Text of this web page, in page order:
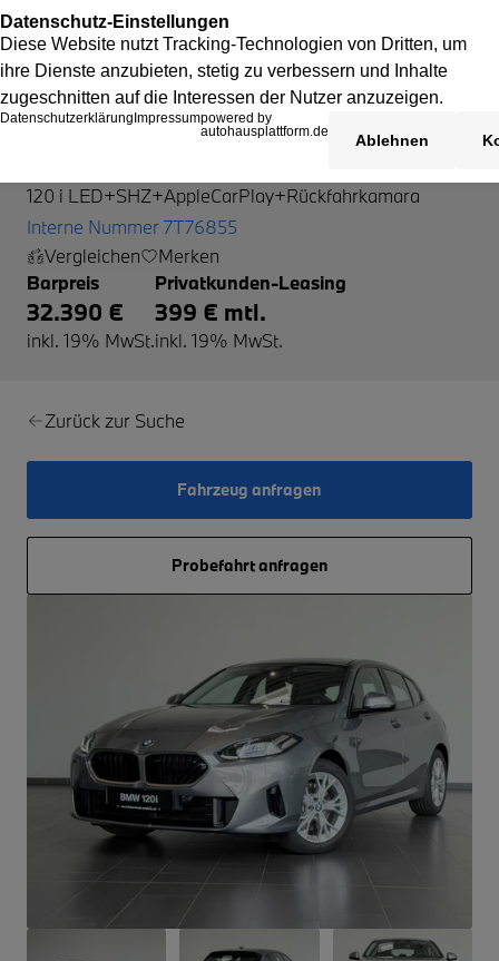
120 i LED+SHZ+AppleCarPlay+Rückfahrkamara
Interne Nummer 7T76855
Vergleichen
Merken
Barpreis
32.390 €
inkl. 19% MwSt.
Privatkunden-Leasing
399 € mtl.
inkl. 19% MwSt.
Zurück zur Suche
Fahrzeug anfragen
Probefahrt anfragen